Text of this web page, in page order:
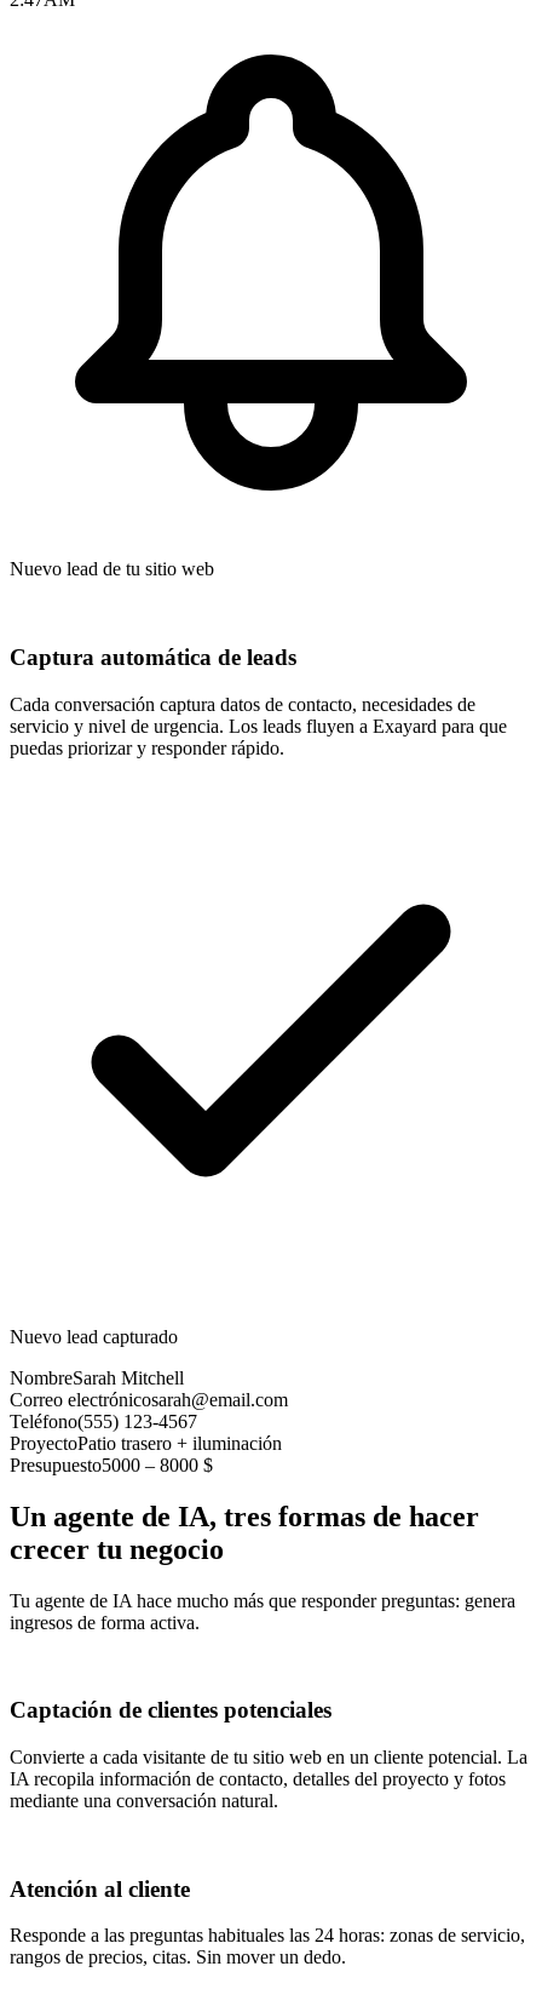
Nuevo lead de tu sitio web
Captura automática de leads
Cada conversación captura datos de contacto, necesidades de
servicio y nivel de urgencia. Los leads fluyen a Exayard para que
puedas priorizar y responder rápido.
Nuevo lead capturado
NombreSarah Mitchell
Correo electrónicosarah@email.com
Teléfono(555) 123-4567
ProyectoPatio trasero + iluminación
Presupuesto5000 – 8000 $
Un agente de IA, tres formas de hacer
crecer tu negocio
Tu agente de IA hace mucho más que responder preguntas: genera
ingresos de forma activa.
Captación de clientes potenciales
Convierte a cada visitante de tu sitio web en un cliente potencial. La
IA recopila información de contacto, detalles del proyecto y fotos
mediante una conversación natural.
Atención al cliente
Responde a las preguntas habituales las 24 horas: zonas de servicio,
rangos de precios, citas. Sin mover un dedo.